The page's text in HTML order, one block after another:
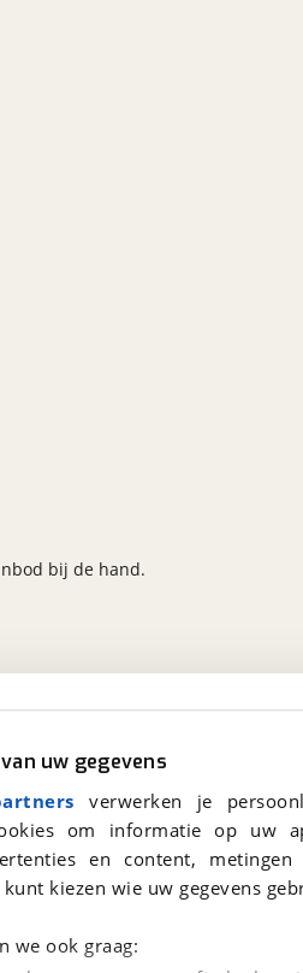
uw gegevens
verwerken je
om informatie op
en content,
kiezen wie uw gegevens
we ook graag:
bij de hand.
en Privacyverklaring